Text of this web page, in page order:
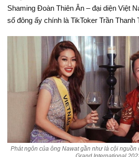
Shaming Đoàn Thiên Ân – đại diện Việt
số đông ấy chính là TikToker Trần Thanh
Phát ngôn của ông Nawat gần như là cội nguồn